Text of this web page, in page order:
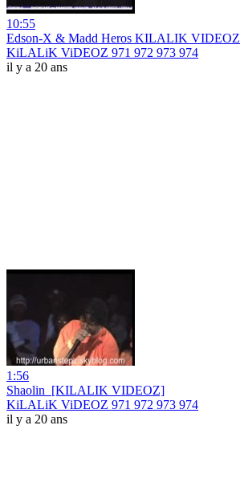
10:55
Edson-X & Madd Heros KILALIK VIDEOZ
KiLALiK ViDEOZ 971 972 973 974
il y a 20 ans
1:56
Shaolin_[KILALIK VIDEOZ]
KiLALiK ViDEOZ 971 972 973 974
il y a 20 ans